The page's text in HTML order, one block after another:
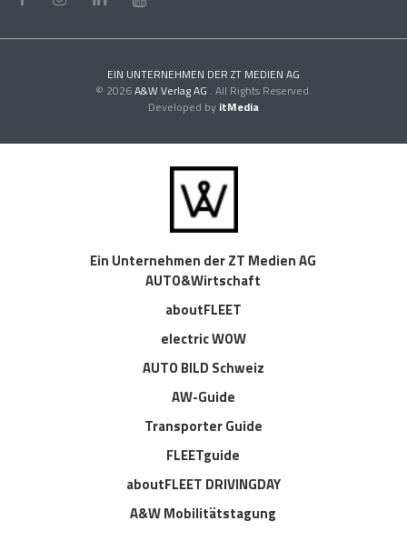
EIN UNTERNEHMEN DER ZT MEDIEN AG
© 2026A&W Verlag AG . All Rights Reserved.
Developed by itMedia
Ein Unternehmen der ZT Medien AG
AUTO&Wirtschaft
aboutFLEET
electric WOW
AUTO BILD Schweiz
AW-Guide
Transporter Guide
FLEETguide
aboutFLEET DRIVINGDAY
A&W Mobilitätstagung